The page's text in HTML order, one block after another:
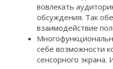
вовлекать
обсуждения. Так
взаимодействие
себе возможности
сенсорного